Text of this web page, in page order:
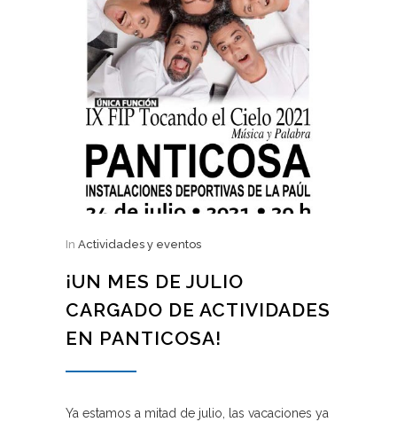
In Actividades y eventos
¡UN MES DE JULIO
CARGADO DE ACTIVIDADES
EN PANTICOSA!
Ya estamos a mitad de julio, las vacaciones ya